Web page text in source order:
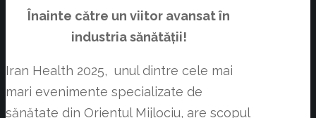
Înainte către un viitor avansat în
industria sănătății!
Iran Health 2025, unul dintre cele mai
mari evenimente specializate de
sănătate din Orientul Mijlociu, are scopul